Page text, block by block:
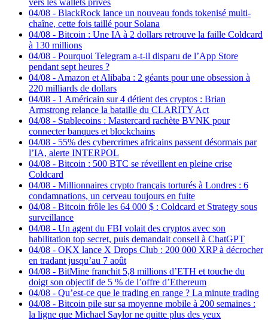
vers les wallets privés
04/08 - BlackRock lance un nouveau fonds tokenisé multi-
chaîne, cette fois taillé pour Solana
04/08 - Bitcoin : Une IA à 2 dollars retrouve la faille Coldcard
à 130 millions
04/08 - Pourquoi Telegram a-t-il disparu de l’App Store
pendant sept heures ?
04/08 - Amazon et Alibaba : 2 géants pour une obsession à
220 milliards de dollars
04/08 - 1 Américain sur 4 détient des cryptos : Brian
Armstrong relance la bataille du CLARITY Act
04/08 - Stablecoins : Mastercard rachète BVNK pour
connecter banques et blockchains
04/08 - 55% des cybercrimes africains passent désormais par
l’IA, alerte INTERPOL
04/08 - Bitcoin : 500 BTC se réveillent en pleine crise
Coldcard
04/08 - Millionnaires crypto français torturés à Londres : 6
condamnations, un cerveau toujours en fuite
04/08 - Bitcoin frôle les 64 000 $ : Coldcard et Strategy sous
surveillance
04/08 - Un agent du FBI volait des cryptos avec son
habilitation top secret, puis demandait conseil à ChatGPT
04/08 - OKX lance X Drops Club : 200 000 XRP à décrocher
en tradant jusqu’au 7 août
04/08 - BitMine franchit 5,8 millions d’ETH et touche du
doigt son objectif de 5 % de l’offre d’Ethereum
04/08 - Qu’est-ce que le trading en range ? La minute trading
04/08 - Bitcoin pile sur sa moyenne mobile à 200 semaines :
la ligne que Michael Saylor ne quitte plus des yeux